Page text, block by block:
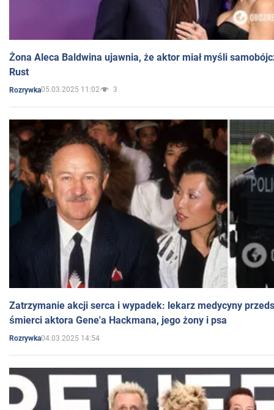
Żona Aleca Baldwina ujawnia, że aktor miał myśli
Rust
Rozrywka05.03.2025 11:02 3
Zatrzymanie akcji serca i wypadek: lekarz medycyny
śmierci aktora Gene'a Hackmana, jego żony i psa
Rozrywka04.03.2025 14:54